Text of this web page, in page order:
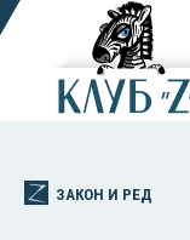
ЗАКОН И РЕД